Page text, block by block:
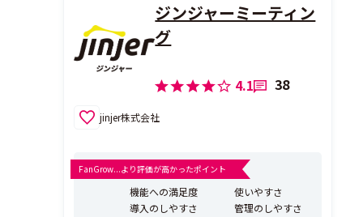
の基本情報に...ジンジャーミーティン
グ
4.1 38
jinjer株式会社
FanGrow...より評価が高かったポイント
機能への満足度
使いやすさ
導入のしやすさ
管理のしやすさ